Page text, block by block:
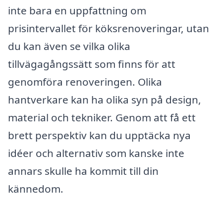
inte bara en uppfattning om
prisintervallet för köksrenoveringar, utan
du kan även se vilka olika
tillvägagångssätt som finns för att
genomföra renoveringen. Olika
hantverkare kan ha olika syn på design,
material och tekniker. Genom att få ett
brett perspektiv kan du upptäcka nya
idéer och alternativ som kanske inte
annars skulle ha kommit till din
kännedom.